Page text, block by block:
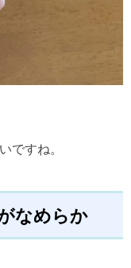
ですね。
なめらか